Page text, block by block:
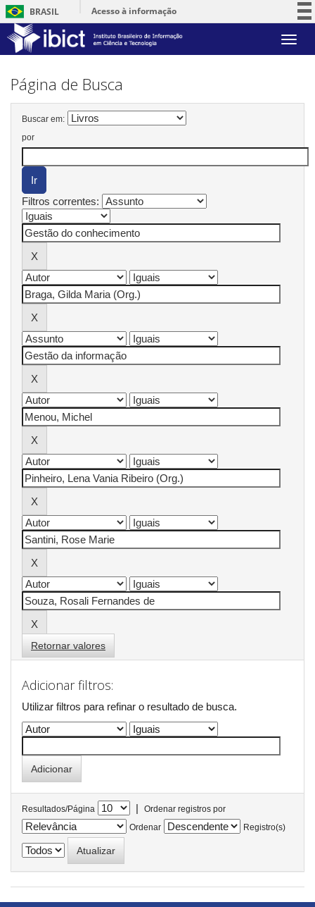
BRASIL
Acesso à informação
Serviços
Skip
Página de Busca
Buscar em:
por
Filtros correntes:
Retornar valores
Adicionar filtros:
Utilizar filtros para refinar o resultado de busca.
Resultados/Página |
Ordenar registros por
Ordenar
Registro(s)